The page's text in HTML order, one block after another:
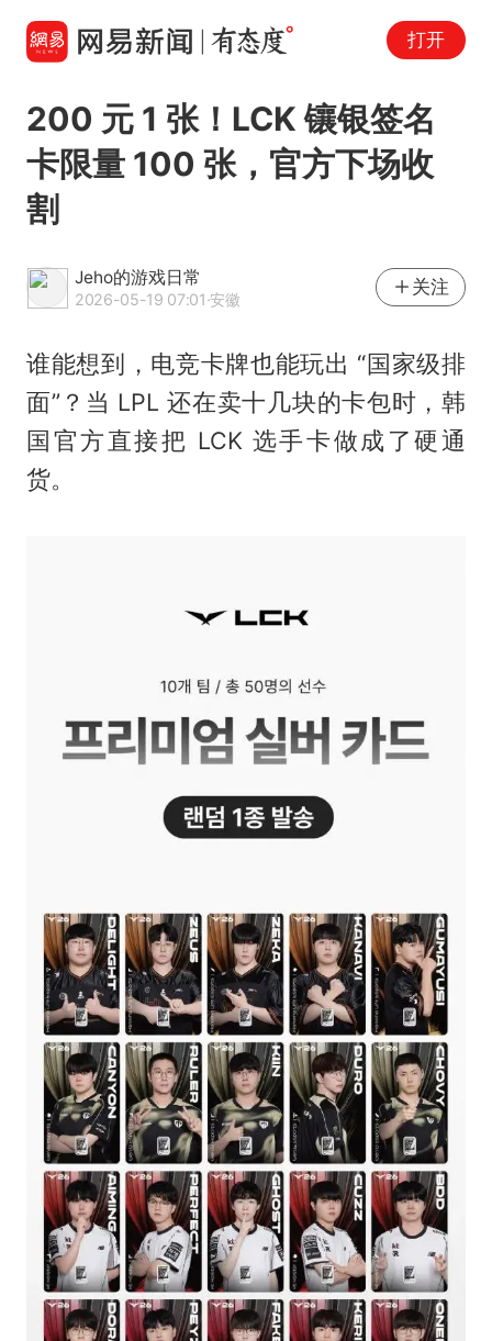
打开
200 元 1 张！LCK 镶银签名
卡限量 100 张，官方下场收
割
Jeho的游戏日常
2026-05-19 07:01·安徽
关注
谁能想到，电竞卡牌也能玩出 “国家级排
面”？当 LPL 还在卖十几块的卡包时，韩
国官方直接把 LCK 选手卡做成了硬通
货。